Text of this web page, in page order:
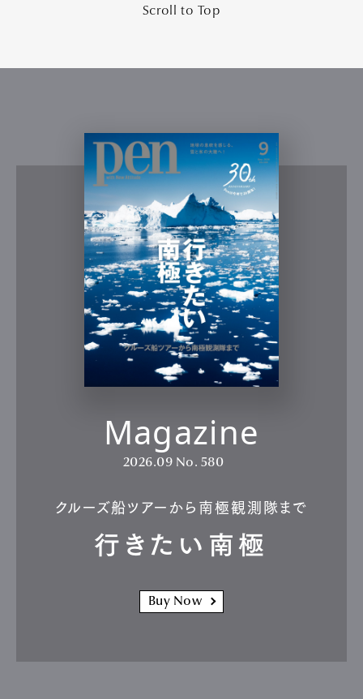
Scroll to Top
Magazine
2026.09 No. 580
クルーズ船ツアーから南極観測隊まで
行きたい南極
Buy Now